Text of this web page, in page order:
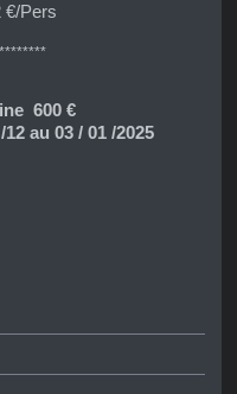
€/Pers
600 €
au 03 / 01 /2025